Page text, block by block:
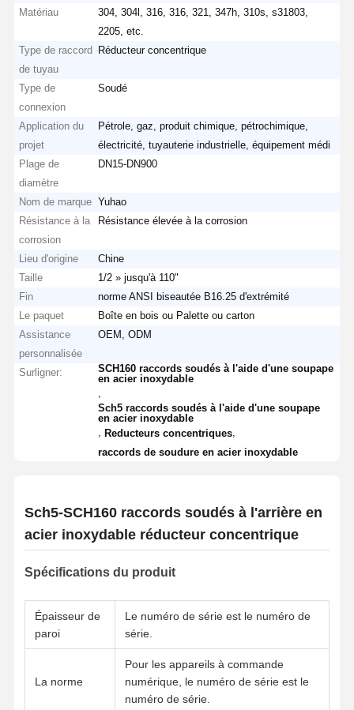
Matériau
304, 304l, 316, 316, 321, 347h, 310s, s31803,
2205, etc.
Type de raccord
de tuyau
Réducteur concentrique
Type de
connexion
Soudé
Application du
projet
Pétrole, gaz, produit chimique, pétrochimique,
électricité, tuyauterie industrielle, équipement médi
Plage de
diamètre
DN15-DN900
Nom de marque Yuhao
Résistance à la
corrosion
Résistance élevée à la corrosion
Lieu d'origine
Chine
Taille
1/2 » jusqu'à 110"
Fin
norme ANSI biseautée B16.25 d'extrémité
Le paquet
Boîte en bois ou Palette ou carton
Assistance
personnalisée
OEM, ODM
Surligner:
SCH160 raccords soudés à l'aide d'une soupape
en acier inoxydable
Sch5 raccords soudés à l'aide d'une soupape
en acier inoxydable
,Reducteurs concentriques
raccords de soudure en acier inoxydable
Sch5-SCH160 raccords soudés à l'arrière en
acier inoxydable réducteur concentrique
Spécifications du produit
Épaisseur de
paroi
Le numéro de série est le numéro de
série.
La norme
Pour les appareils à commande
numérique, le numéro de série est le
numéro de série.